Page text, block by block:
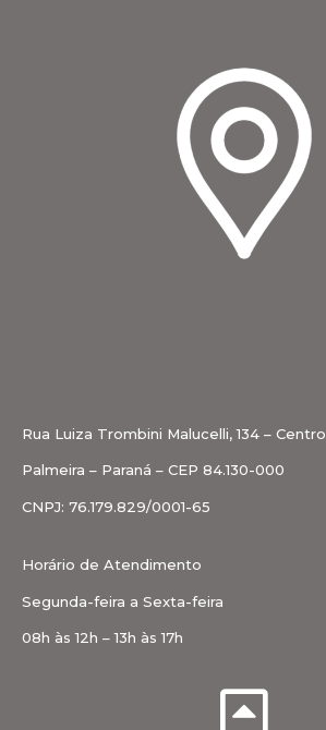
Rua Luiza Trombini Malucelli, 134 – Centro
Palmeira – Paraná – CEP 84.130-000
CNPJ: 76.179.829/0001-65
Horário de Atendimento
Segunda-feira a Sexta-feira
08h às 12h – 13h às 17h